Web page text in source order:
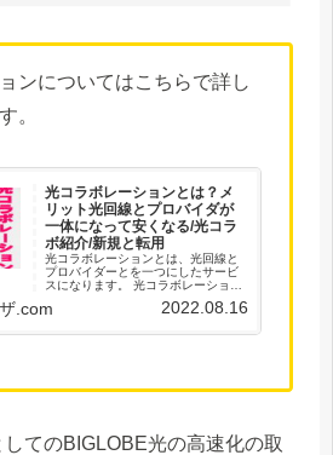
ンについてはこちらで詳し
。
光コラボレーションとは？メ
リット光回線とプロバイダが
一体になって安くなる/光コラ
ボ紹介/新規と転用
光コラボレーションとは、光回線と
プロバイダーとを一つにしたサービ
スになります。 光コラボレーショ
So-net光、softbank光、ビッグロー
つです。 聞いたことあるけどなんだ
は、NTTやauが、光回線サービスを
ので、通信事業者のプロバイダーな
どの光回線サービスを提供する販売
.com 2022.08.16
てのBIGLOBE光の高速化の取